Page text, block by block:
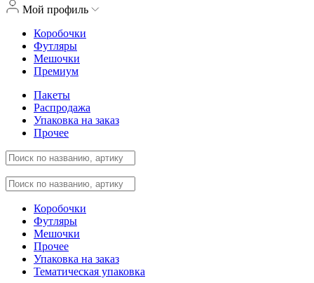
Мой профиль
Коробочки
Футляры
Мешочки
Премиум
Пакеты
Распродажа
Упаковка на заказ
Прочее
Коробочки
Футляры
Мешочки
Прочее
Упаковка на заказ
Тематическая упаковка